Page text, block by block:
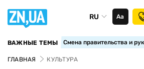
RU Аа
ВАЖНЫЕ ТЕМЫ Смена правительства и
ГЛАВНАЯ КУЛЬТУРА